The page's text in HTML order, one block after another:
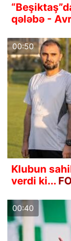
qələbə -
00:50
Klubun
verdi ki...
00:40